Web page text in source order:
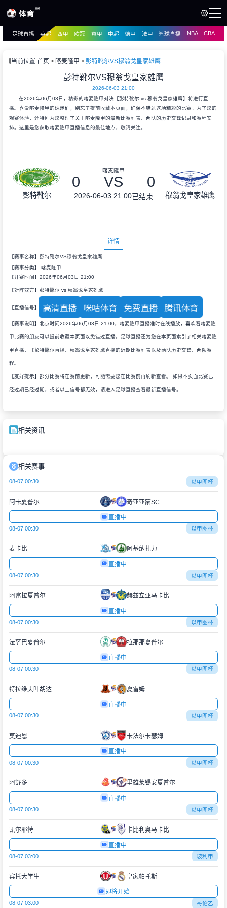
播
足球直播 英超 西甲 欧冠 意甲 中超 德甲 法甲 篮球直播 NBA CBA
当前位置:首页 喀麦隆甲 彭特靴尔VS穆翁戈皇家雄鹰
彭特靴尔VS穆翁戈皇家雄鹰
2026-06-03 21:00
在2026年06月03日，精彩的喀麦隆甲对决【彭特靴尔 vs 穆翁戈皇家雄鹰】将进行直
播。喜爱喀麦隆甲的球迷们，别忘了提前收藏本页面，确保不错过这场精彩的比赛。为了您的
观赛体验，还特别为您整理了关于喀麦隆甲的最新比赛列表、两队的历史交锋记录和赛程安
排。这里是您获取喀麦隆甲直播信息的最佳地点，敬请关注。
彭特靴尔
喀麦隆甲
0 VS 0
2026-06-03 21:00已结束 穆翁戈皇家雄鹰
详情
【赛事名称】彭特靴尔VS穆翁戈皇家雄鹰
【赛事分类】 喀麦隆甲
【开赛时间】2026年06月03日 21:00
【对阵双方】彭特靴尔 vs 穆翁戈皇家雄鹰
【直播信号】 高清直播 咪咕体育 免费直播 腾讯体育
【赛事说明】北京时间2026年06月03日 21:00，喀麦隆甲直播准时在线播放，喜欢看喀麦隆
甲比赛的朋友可以提前收藏本页面以免错过直播。足球直播还为您在本页面索引了相关喀麦隆
甲直播、【彭特靴尔直播、穆翁戈皇家雄鹰直播的近期比赛列表以及两队历史交锋、两队赛
程。
【友好提示】部分比赛将在赛前更新，可能需要您在比赛前再刷新查看。 如果本页面比赛已
经过期已经过期，或者以上信号都无效，请进入足球直播查看最新直播信号。
相关资讯
相关赛事
08-07 00:30 以甲图杯
阿卡夏普尔 奇亚亚蒙SC
直播中
08-07 00:30 以甲图杯
麦卡比 阿基纳扎力
直播中
08-07 00:30 以甲图杯
阿富拉夏普尔 赫兹立亚马卡比
直播中
08-07 00:30 以甲图杯
法萨巴夏普尔 拉那那夏普尔
直播中
08-07 00:30 以甲图杯
特拉维夫叶胡达 夏雷姆
直播中
08-07 00:30 以甲图杯
莫迪恩 卡法尔卡瑟姆
直播中
08-07 00:30 以甲图杯
阿舒多 里雄莱锡安夏普尔
直播中
08-07 00:30 以甲图杯
凯尔耶特 卡比利奥马卡比
直播中
08-07 03:00 玻利甲
宾托大学生 皇家帕托斯
即将开始
08-07 03:00 哥伦乙